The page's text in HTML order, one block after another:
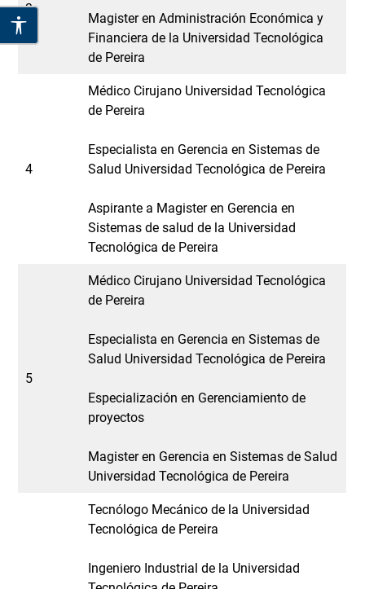
3
Magister en Administración Económica y
Financiera de la Universidad Tecnológica
de Pereira
4
Médico Cirujano Universidad Tecnológica
de Pereira
Especialista en Gerencia en Sistemas de
Salud Universidad Tecnológica de Pereira
Aspirante a Magister en Gerencia en
Sistemas de salud de la Universidad
Tecnológica de Pereira
5
Médico Cirujano Universidad Tecnológica
de Pereira
Especialista en Gerencia en Sistemas de
Salud Universidad Tecnológica de Pereira
Especialización en Gerenciamiento de
proyectos
Magister en Gerencia en Sistemas de Salud
Universidad Tecnológica de Pereira
Tecnólogo Mecánico de la Universidad
Tecnológica de Pereira
Ingeniero Industrial de la Universidad